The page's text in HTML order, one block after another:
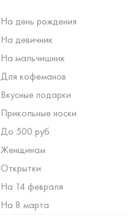
На день рождения
На девичник
На мальчишник
Для кофеманов
Вкусные подарки
Прикольные носки
До 500 руб.
Женщинам
Открытки
На 14 февраля
На 8 марта